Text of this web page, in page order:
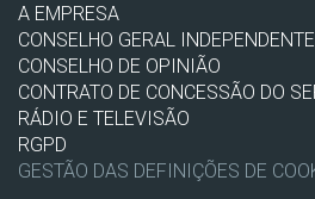
A EMPRESA
CONSELHO GERAL INDEPENDENTE
CONSELHO DE OPINIÃO
CONTRATO DE CONCESSÃO DO
RÁDIO E TELEVISÃO
RGPD
GESTÃO DAS DEFINIÇÕES DE